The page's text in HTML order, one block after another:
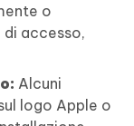
o
accesso,
Alcuni
logo Apple o